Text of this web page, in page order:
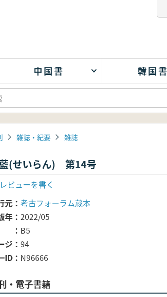
中国書 韓国書
雑誌・紀要 雑誌
(せいらん) 第14号
レビューを書く
元
考古フォーラム蔵本
年
2022/05
B5
ジ
94
ID
N96666
・電子書籍